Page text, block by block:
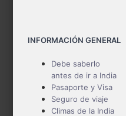
INFORMACIÓN GENERAL
Debe saberlo
antes de ir a India
Pasaporte y Visa
Seguro de viaje
Climas de la India